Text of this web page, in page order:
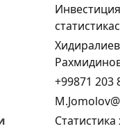
+99871 203